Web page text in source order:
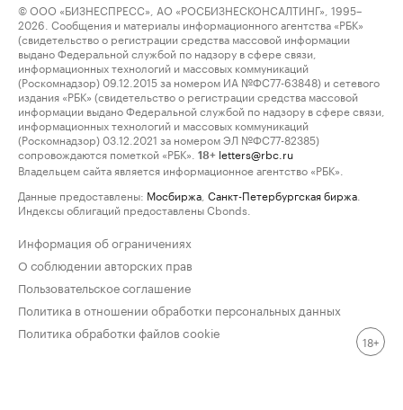
© ООО «БИЗНЕСПРЕСС», АО «РОСБИЗНЕСКОНСАЛТИНГ», 1995–
2026. Сообщения и материалы информационного агентства «РБК»
(свидетельство о регистрации средства массовой информации
выдано Федеральной службой по надзору в сфере связи,
информационных технологий и массовых коммуникаций
(Роскомнадзор) 09.12.2015 за номером ИА №ФС77-63848) и сетевого
издания «РБК» (свидетельство о регистрации средства массовой
информации выдано Федеральной службой по надзору в сфере связи,
информационных технологий и массовых коммуникаций
(Роскомнадзор) 03.12.2021 за номером ЭЛ №ФС77-82385)
сопровождаются пометкой «РБК».
18+ letters@rbc.ru
Владельцем сайта является информационное агентство «РБК».
Данные предоставлены: Мосбиржа Санкт-Петербургская биржа
Индексы облигаций предоставлены Cbonds.
Информация об ограничениях
О соблюдении авторских прав
Пользовательское соглашение
Политика в отношении обработки персональных данных
Политика обработки файлов cookie
18+